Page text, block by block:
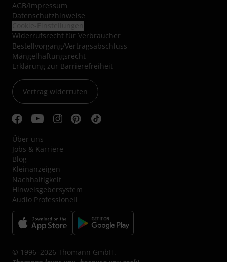
AGB/Impressum
Datenschutzhinweise
Widerrufsrecht für Verbraucher
Bestellvorgang/Vertragsabschluss
Mängelhaftungsrecht
Erklärung zur Barrierefreiheit
Vertrag widerrufen
Über uns
Jobs & Karriere
Blog
Kleinanzeigen
Nachhaltigkeit
Hinweisgebersystem
Audio Professionell
© 1996–2026 Thomann GmbH.